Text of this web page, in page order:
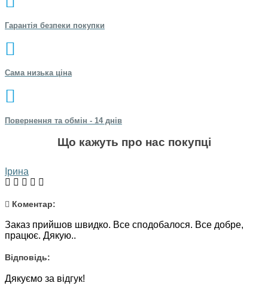
Гарантія безпеки покупки
Сама низька ціна
Повернення та обмін - 14 днів
Що кажуть про нас покупці
Ірина
Коментар:
Заказ прийшов швидко. Все сподобалося. Все добре,
працює. Дякую..
Відповідь:
Дякуємо за відгук!